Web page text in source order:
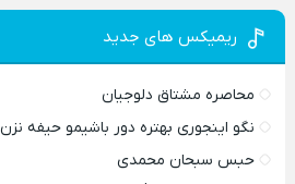
ریمیکس های جدید
محاصره مشتاق دلوجیان
نگو اینجوری بهتره دور باشیمو حیفه نزن
حبس سبحان محمدی